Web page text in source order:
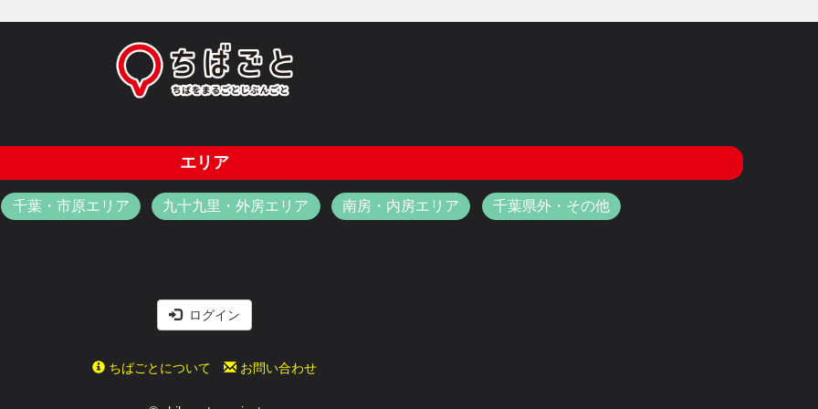
エリア
千葉・市原エリア 九十九里・外房エリア 南房・内房エリア 千葉県外・その他
ログイン
ちばごとについて お問い合わせ